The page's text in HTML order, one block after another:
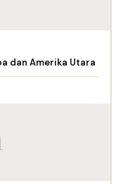
dan Amerika Utara